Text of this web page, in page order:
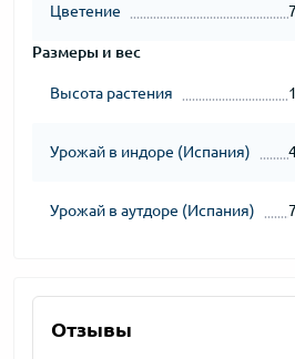
Цветение
Размеры и вес
Высота растения
Урожай в индоре (Испания)
Урожай в аутдоре (Испания)
Отзывы